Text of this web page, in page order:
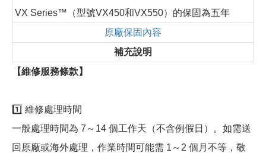
VX Series™（型號VX450和VX550）的保固為五年
原廠保固內容
補充說明
【維修服務條款】
1️⃣ 維修處理時間
一般處理時間為 7～14 個工作天（不含例假日）。如需送
回原廠或海外處理，作業時間可能需 1～2 個月不等，敬